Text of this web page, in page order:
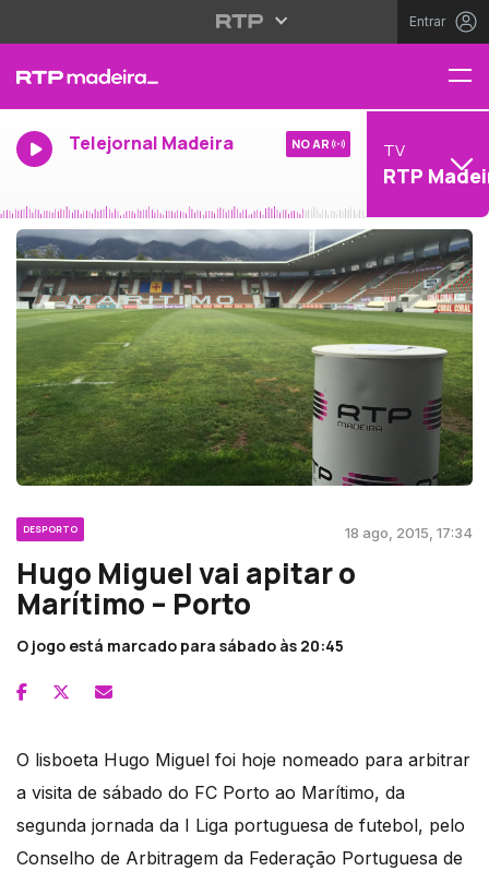
Entrar
Telejornal Madeira NO AR TV
RTP
DESPORTO 18 ago, 2015, 17:34
Hugo Miguel vai apitar o
Marítimo – Porto
O jogo está marcado para sábado às 20:45
O lisboeta Hugo Miguel foi hoje nomeado para arbitrar
a visita de sábado do FC Porto ao Marítimo, da
segunda jornada da I Liga portuguesa de futebol, pelo
Conselho de Arbitragem da Federação Portuguesa de